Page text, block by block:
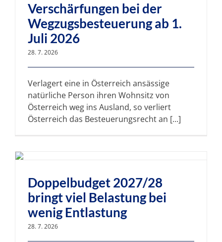
Verschärfungen bei der
Wegzugsbesteuerung ab 1.
Juli 2026
28. 7. 2026
Verlagert eine in Österreich ansässige
natürliche Person ihren Wohnsitz von
Österreich weg ins Ausland, so verliert
Österreich das Besteuerungsrecht an [...]
Doppelbudget 2027/28
bringt viel Belastung bei
wenig Entlastung
28. 7. 2026